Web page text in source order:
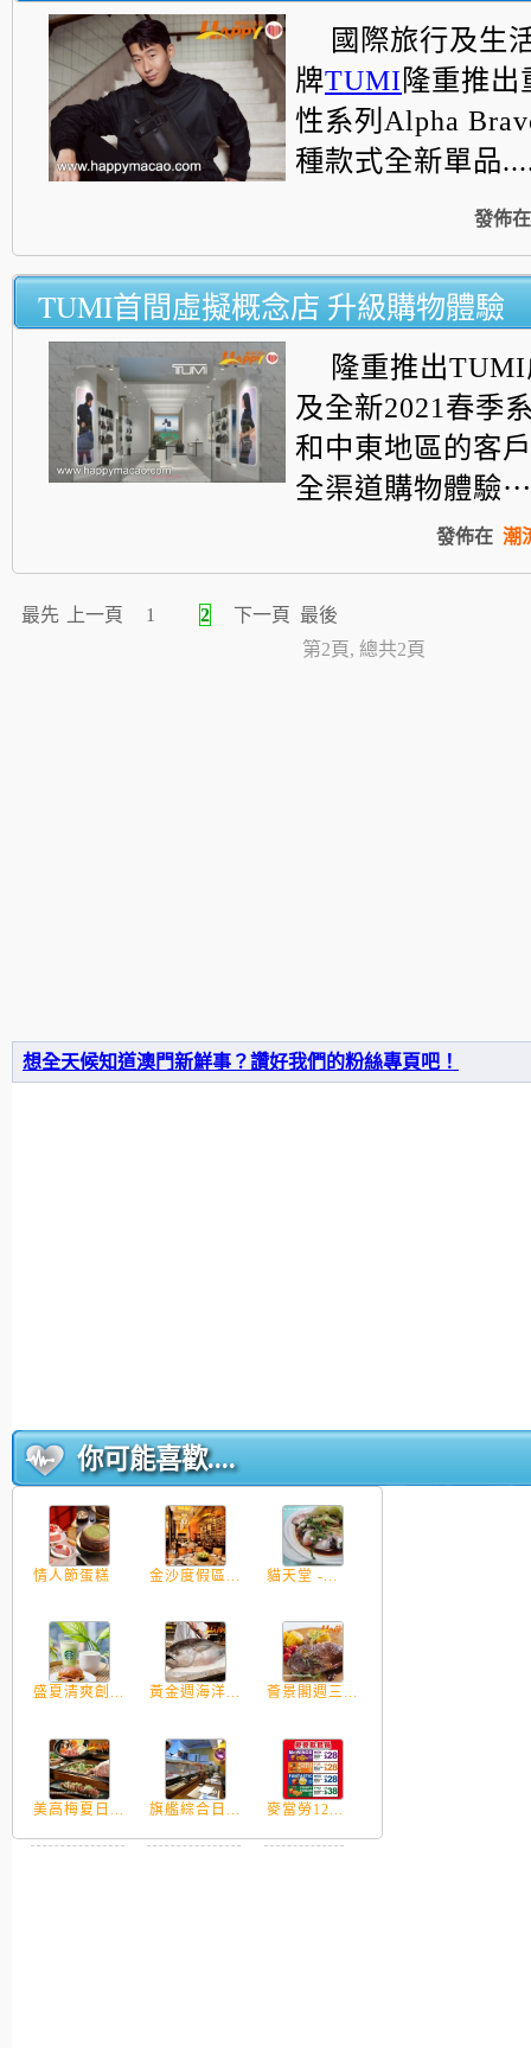
國際旅行及生
牌TUMI隆重推出
性系列Alpha
種款式全新單品
發佈在
TUMI首間虛擬概念店 升級購物體驗
隆重推出
及全新2021春季
和中東地區的客
全渠道購物體
發佈在 潮
最先 上一頁 1 2 下一頁
最後
第2頁, 總共2頁
想全天候知道澳門新鮮事？讚好我們的粉絲專頁吧！
你可能喜歡....
情人節蛋糕 金沙度假區... 貓天堂 -...
盛夏清爽創... 黃金週海洋... 薈景閣週三...
美高梅夏日... 旗艦綜合日... 麥當勞12...